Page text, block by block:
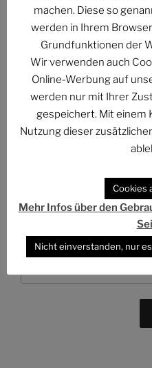
Name*
Website
machen. Diese so
werden in Ihrem
Grundfunktionen der
Wir verwenden auch
Online-Werbung auf
werden nur mit Ihrer
gespeichert. Mit einem
Nutzung dieser
Cookies
Mehr Infos über den
Nicht einverstanden, nur